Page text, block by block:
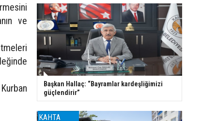
ve
Başkan Hallaç: “Bayramlar kardeşliğimizi
güçlendirir”
KAHTA